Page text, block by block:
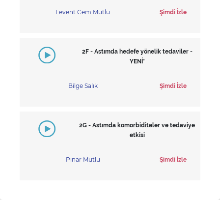
Levent Cem Mutlu Şimdi İzle
2F - Astımda hedefe yönelik tedaviler -
YENİ*
Bilge Salık Şimdi İzle
2G - Astımda komorbiditeler ve tedaviye
etkisi
Pınar Mutlu Şimdi İzle